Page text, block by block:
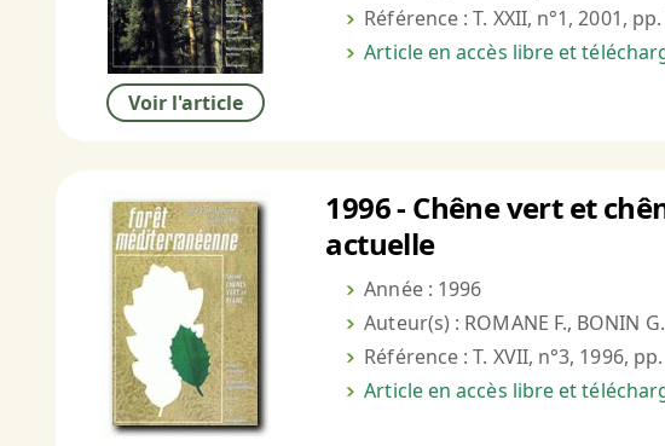
Voir l'article
Référence : T. XXII, n°1, 2001,
Article en accès libre et
1996 - Chêne vert et
actuelle
Année : 1996
Auteur(s) : ROMANE F., BONIN G.
Référence : T. XVII, n°3, 1996,
Article en accès libre et